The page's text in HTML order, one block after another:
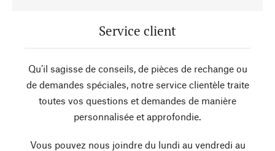
Service client
Qu’il sagisse de conseils, de pièces de rechange ou
de demandes spéciales, notre service clientèle traite
toutes vos questions et demandes de manière
personnalisée et approfondie.
Vous pouvez nous joindre du lundi au vendredi au